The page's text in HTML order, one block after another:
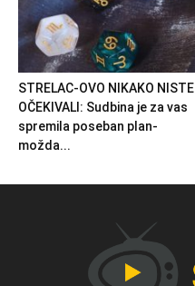
STRELAC-OVO NIKAKO NISTE
OČEKIVALI: Sudbina je za vas
spremila poseban plan-
možda...